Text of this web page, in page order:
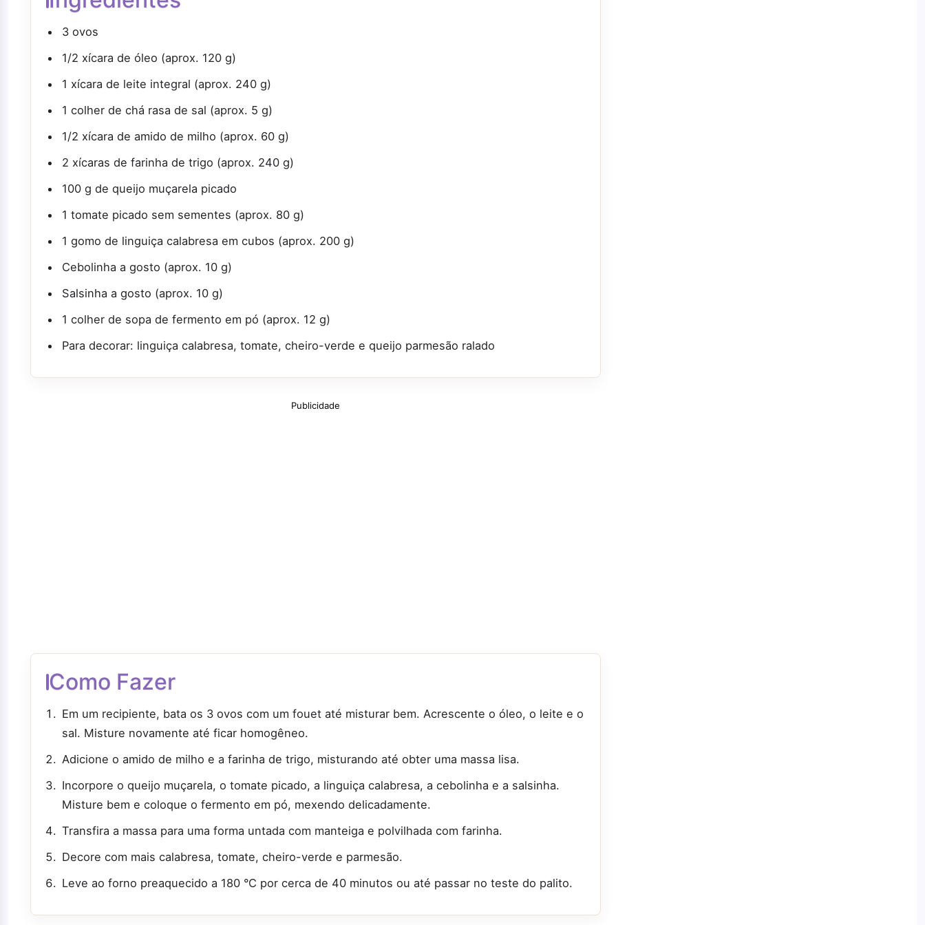
3 ovos
1/2 xícara de óleo (aprox. 120 g)
1 xícara de leite integral (aprox. 240 g)
1 colher de chá rasa de sal (aprox. 5 g)
1/2 xícara de amido de milho (aprox. 60 g)
2 xícaras de farinha de trigo (aprox. 240 g)
100 g de queijo muçarela picado
1 tomate picado sem sementes (aprox. 80 g)
1 gomo de linguiça calabresa em cubos (aprox. 200 g)
Cebolinha a gosto (aprox. 10 g)
Salsinha a gosto (aprox. 10 g)
1 colher de sopa de fermento em pó (aprox. 12 g)
Para decorar: linguiça calabresa, tomate, cheiro-verde e queijo parmesão ralado
Publicidade
Como Fazer
Em um recipiente, bata os 3 ovos com um fouet até misturar bem. Acrescente o óleo, o leite e o
sal. Misture novamente até ficar homogêneo.
Adicione o amido de milho e a farinha de trigo, misturando até obter uma massa lisa.
Incorpore o queijo muçarela, o tomate picado, a linguiça calabresa, a cebolinha e a salsinha.
Misture bem e coloque o fermento em pó, mexendo delicadamente.
Transfira a massa para uma forma untada com manteiga e polvilhada com farinha.
Decore com mais calabresa, tomate, cheiro-verde e parmesão.
Leve ao forno preaquecido a 180 °C por cerca de 40 minutos ou até passar no teste do palito.